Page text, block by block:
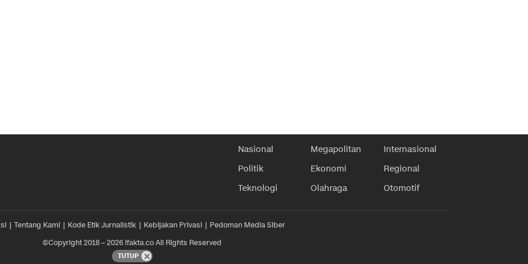
Nasional Megapolitan
Internasional
Politik
Ekonomi
Regional
Teknologi
Olahraga Otomotif
Tentang Kami Kode Etik Jurnalistik Kebijakan Privasi
Pedoman Media Siber
©Copyright 2018 – 2026 ifakta.co All Rights Reserved
TUTUP